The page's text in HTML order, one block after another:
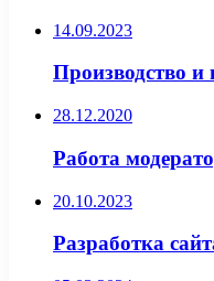
14.09.2023
Производство и
28.12.2020
Работа
20.10.2023
Разработка